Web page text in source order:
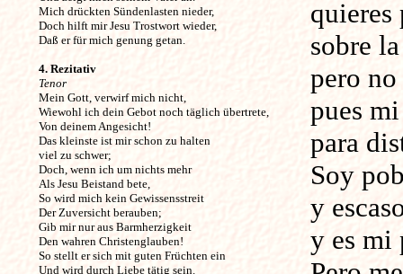
Mich drückten Sündenlasten nieder,
Doch hilft mir Jesu Trostwort wieder,
Daß er für mich genung getan.
4. Rezitativ
Tenor
Mein Gott, verwirf mich nicht,
Wiewohl ich dein Gebot noch täglich übertrete,
Von deinem Angesicht!
Das kleinste ist mir schon zu halten
viel zu schwer;
Doch, wenn ich um nichts mehr
Als Jesu Beistand bete,
So wird mich kein Gewissensstreit
Der Zuversicht berauben;
Gib mir nur aus Barmherzigkeit
Den wahren Christenglauben!
So stellt er sich mit guten Früchten ein
Und wird durch Liebe tätig sein.
quieres
sobre
pero
pues
para
Soy
y
y es mi